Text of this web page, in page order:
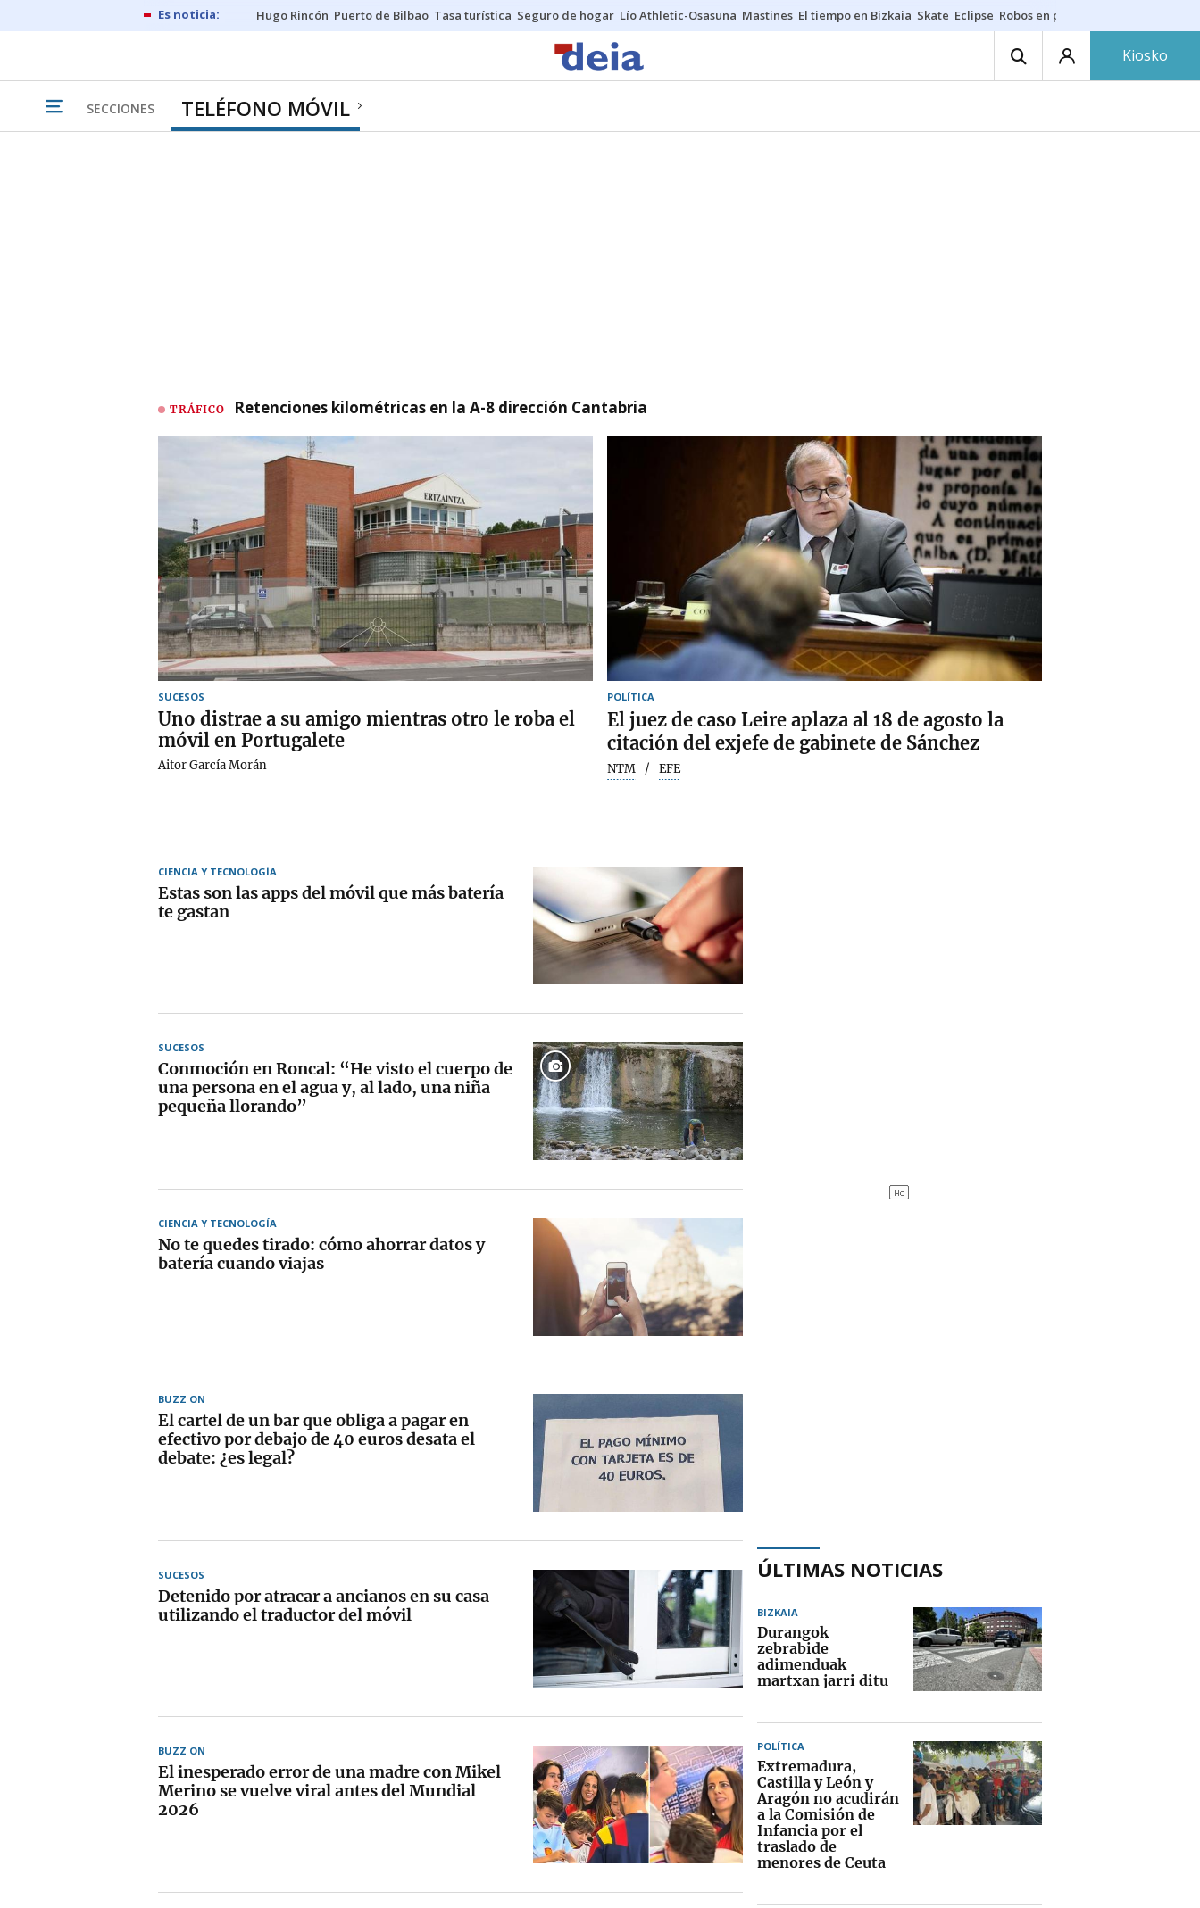
Hugo Rincón Puerto de Bilbao Tasa turística Seguro de hogar Lío Athletic-Osasuna Mastines El tiempo en Bizkaia Skate Eclipse Robos en playas
Kiosko
SECCIONES TELÉFONO MÓVIL
TRÁFICO Retenciones kilométricas en la A-8 dirección Cantabria
SUCESOS
Uno distrae a su amigo mientras otro le roba el
móvil en Portugalete
Aitor García Morán
POLÍTICA
El juez de caso Leire aplaza al 18 de agosto la
citación del exjefe de gabinete de Sánchez
NTM EFE
CIENCIA Y TECNOLOGÍA
Estas son las apps del móvil que más batería
te gastan
SUCESOS
Conmoción en Roncal: “He visto el cuerpo de
una persona en el agua y, al lado, una niña
pequeña llorando”
CIENCIA Y TECNOLOGÍA
No te quedes tirado: cómo ahorrar datos y
batería cuando viajas
BUZZ ON
El cartel de un bar que obliga a pagar en
efectivo por debajo de 40 euros desata el
debate: ¿es legal?
SUCESOS
Detenido por atracar a ancianos en su casa
utilizando el traductor del móvil
BUZZ ON
El inesperado error de una madre con Mikel
Merino se vuelve viral antes del Mundial
2026
ÚLTIMAS NOTICIAS
BIZKAIA
Durangok
zebrabide
adimenduak
martxan jarri ditu
POLÍTICA
Extremadura,
Castilla y León y
Aragón no acudirán
a la Comisión de
Infancia por el
traslado de
menores de Ceuta